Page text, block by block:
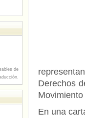
Derechos
En una
de